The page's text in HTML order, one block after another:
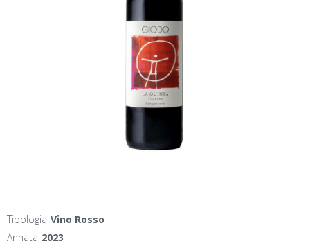
Tipologia Vino Rosso
Annata 2023